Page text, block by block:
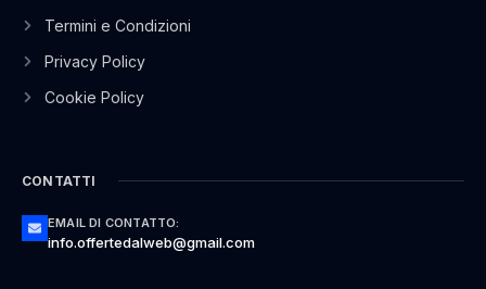
Termini e Condizioni
Privacy Policy
Cookie Policy
CONTATTI
EMAIL DI CONTATTO:
info.offertedalweb@gmail.com